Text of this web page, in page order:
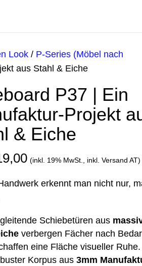
Look / P-Series (Möbel nach
aus Stahl & Eiche
P37 | Ein
Projekt
& Eiche
(inkl. 19% MwSt., inkl. Versand AT)
erkennt man nicht nur,
Schiebetüren aus
verbergen Fächer nach
eine Fläche visueller Ruhe.
Korpus aus 3mm